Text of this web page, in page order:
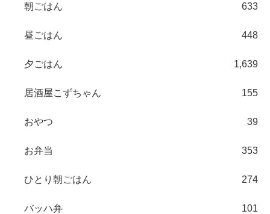
朝ごはん 633
昼ごはん 448
夕ごはん 1,639
居酒屋こずちゃん 155
おやつ 39
お弁当 353
ひとり朝ごはん 274
バッハ弁 101